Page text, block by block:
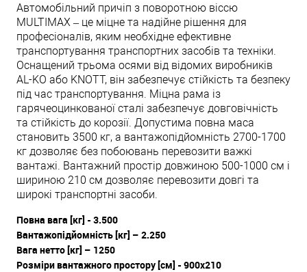
Автомобільний причіп з поворотною віссю
MULTIMAX – це міцне та надійне рішення для
професіоналів, яким необхідне ефективне
транспортування транспортних засобів та техніки.
Оснащений трьома осями від відомих виробників
AL-KO або KNOTT, він забезпечує стійкість та безпеку
під час транспортування. Міцна рама із
гарячеоцинкованої сталі забезпечує довговічність
та стійкість до корозії. Допустима повна маса
становить 3500 кг, а вантажопідйомність 2700-1700
кг дозволяє без побоювань перевозити важкі
вантажі. Вантажний простір довжиною 500-1000 см і
шириною 210 см дозволяє перевозити довгі та
широкі транспортні засоби.
Повна вага [кг] - 3.500
Вантажопідйомність [кг] – 2.250
Вага нетто [кг] – 1250
Розміри вантажного простору [см] - 900x210